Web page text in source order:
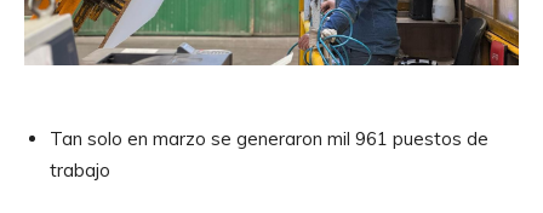
Tan solo en marzo se generaron mil 961 puestos de
trabajo